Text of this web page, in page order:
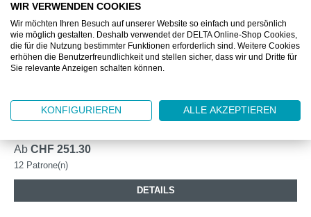
ML236056
TORK LUFTERFRISCHER SPRAY MIXED PACK A1
3 Sprays in 3 Düften
Ab CHF 251.30
12 Patrone(n)
DETAILS
WIR VERWENDEN COOKIES
Wir möchten Ihren Besuch auf unserer Website so einfach und persönlich
wie möglich gestalten. Deshalb verwendet der DELTA Online-Shop Cookies,
die für die Nutzung bestimmter Funktionen erforderlich sind. Weitere Cookies
erhöhen die Benutzerfreundlichkeit und stellen sicher, dass wir und Dritte für
Sie relevante Anzeigen schalten können.
KONFIGURIEREN ALLE AKZEPTIEREN